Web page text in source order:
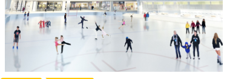
冰雪案例
冰雪新闻